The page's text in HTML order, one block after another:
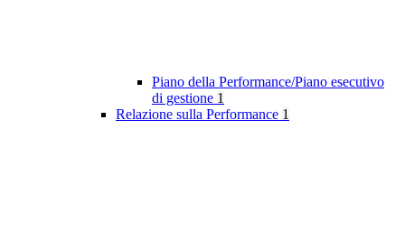
Piano della Performance/Piano esecutivo
di gestione 1
Relazione sulla Performance 1